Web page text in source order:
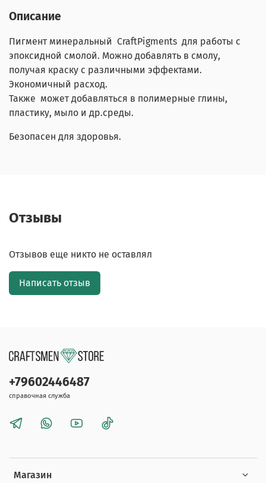
Описание
Пигмент минеральный CraftPigments для работы с
эпоксидной смолой. Можно добавлять в смолу,
получая краску с различными эффектами.
Экономичный расход.
Также может добавляться в полимерные глины,
пластику, мыло и др.среды.
Безопасен для здоровья.
Отзывы
Отзывов еще никто не оставлял
Написать отзыв
Магазин
+79602446487
справочная служба